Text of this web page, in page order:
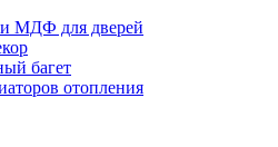
МДФ для дверей
багет
отопления